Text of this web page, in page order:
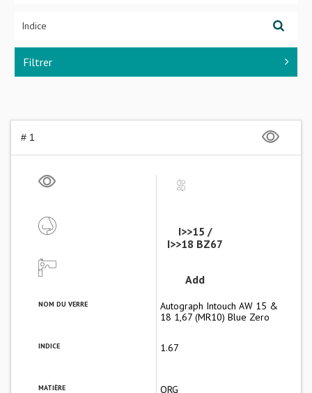
Filtrer
# 1
I>>15 /
I>>18 BZ67
Add
NOM DU VERRE
Autograph Intouch AW 15 &
18 1,67 (MR10) Blue Zero
INDICE 1.67
MATIÈRE ORG